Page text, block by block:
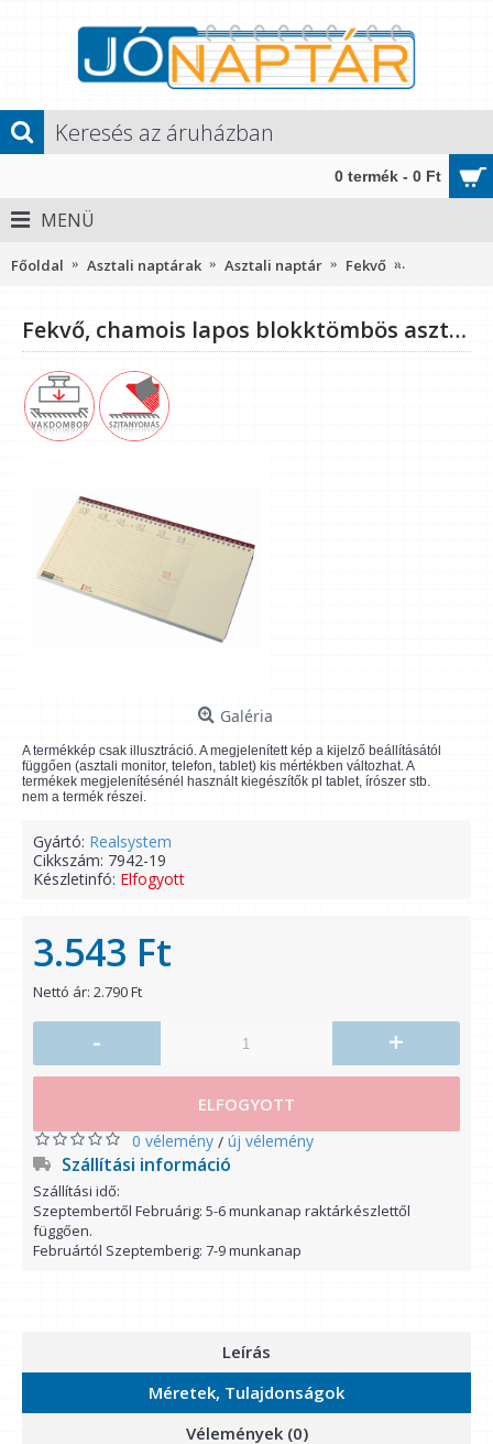
0 termék - 0 Ft
MENÜ
Főoldal Asztali naptárak Asztali naptár Fekvő
Fekvő, chamois lapos blokktömbös asztali asztali naptár RS7942, Bordó
Galéria
A termékkép csak illusztráció. A megjelenített kép a kijelző beállításától
függően (asztali monitor, telefon, tablet) kis mértékben változhat. A
termékek megjelenítésénél használt kiegészítők pl tablet, írószer stb.
nem a termék részei.
Gyártó: Realsystem
Cikkszám: 7942-19
Készletinfó: Elfogyott
3.543 Ft
Nettó ár: 2.790 Ft
- +
ELFOGYOTT
0 vélemény / új vélemény
Szállítási információ
Szállítási idő:
Szeptembertől Februárig: 5-6 munkanap raktárkészlettől
függően.
Februártól Szeptemberig: 7-9 munkanap
Leírás
Méretek, Tulajdonságok
Vélemények (0)